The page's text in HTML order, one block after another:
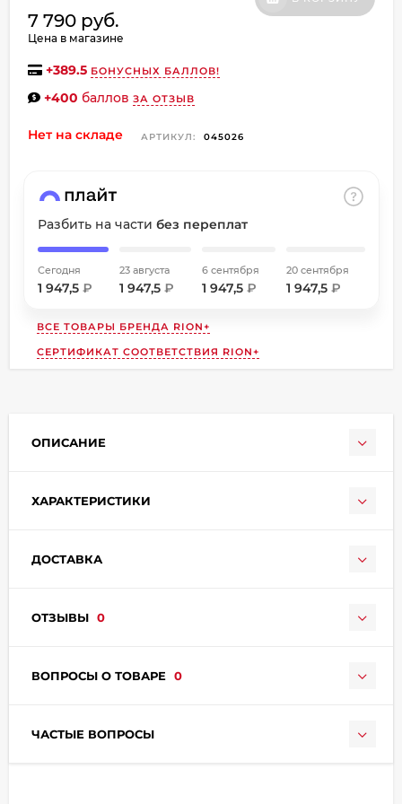
7 790 руб.
Цена в магазине
+389.5 БОНУСНЫХ БАЛЛОВ!
+400 баллов ЗА ОТЗЫВ
Нет на складе АРТИКУЛ: 045026
Разбить на части без переплат
Сегодня
1 947,5 ₽
23 августа
1 947,5₽
6 сентября
1 947,5 ₽
20 сентября
1 947,5 ₽
ВСЕ ТОВАРЫ БРЕНДА RION+
СЕРТИФИКАТ СООТВЕТСТВИЯ RION+
ОПИСАНИЕ
ХАРАКТЕРИСТИКИ
ДОСТАВКА
ОТЗЫВЫ 0
ВОПРОСЫ О ТОВАРЕ 0
ЧАСТЫЕ ВОПРОСЫ
об оплате Плайтом
25
раз в 2 недели
Остались вопросы?
8 800 302-02-51